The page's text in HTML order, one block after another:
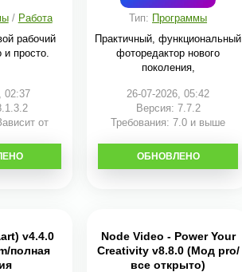
/ Работа
рабочий
и просто.
02:37
от
Тип: Программы
Практичный, функциональный
фоторедактор нового
поколения,
26-07-2026, 05:42
Версия: 7.7.2
Требования: 7.0 и выше
СКАЧАТЬ
ОБНОВЛЕНО
v4.4.0
полная
Node Video - Power Your
Creativity v8.8.0 (Мод pro/
все открыто)